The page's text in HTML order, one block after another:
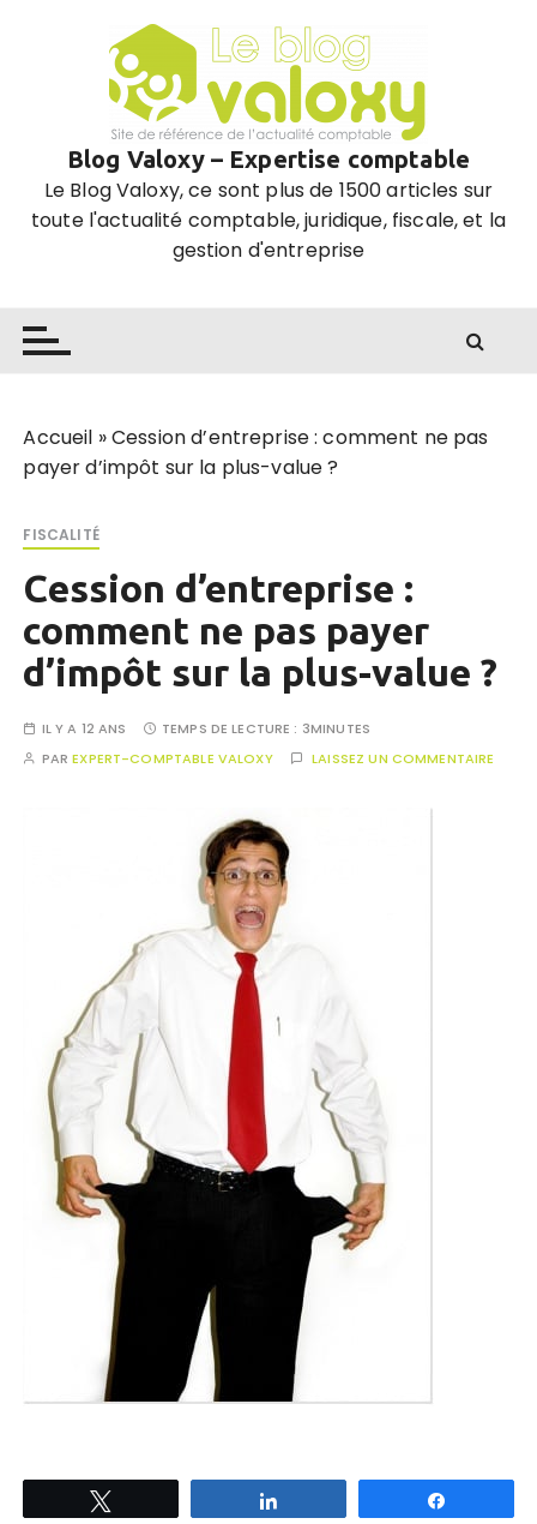
Blog Valoxy – Expertise comptable
Le Blog Valoxy, ce sont plus de 1500 articles sur
toute l'actualité comptable, juridique, fiscale, et la
gestion d'entreprise
Accueil »Cession d’entreprise : comment ne pas
payer d’impôt sur la plus-value ?
FISCALITÉ
Cession d’entreprise :
comment ne pas payer
d’impôt sur la plus-value ?
IL Y A 12 ANS TEMPS DE LECTURE : 3MINUTES
PAREXPERT-COMPTABLE VALOXY LAISSEZ UN COMMENTAIRE